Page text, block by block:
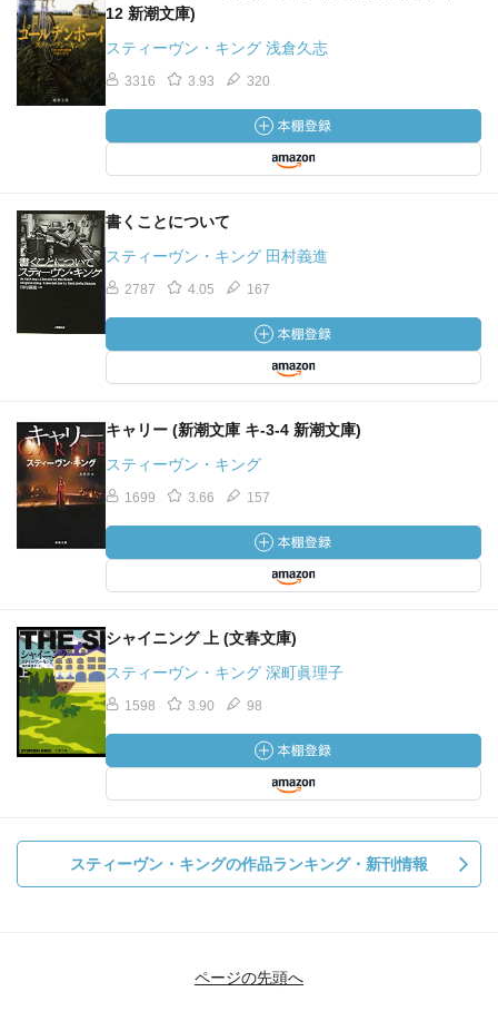
12 新潮文庫)
スティーヴン・キング 浅倉久志
3316 3.93 320
書くことについて
スティーヴン・キング 田村義進
2787 4.05 167
キャリー (新潮文庫 キ-3-4 新潮文庫)
スティーヴン・キング
1699 3.66 157
シャイニング 上 (文春文庫)
スティーヴン・キング 深町眞理子
1598 3.90 98
スティーヴン・キングの作品ランキング・新刊情報
ページの先頭へ